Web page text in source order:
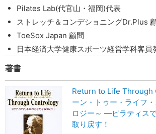
Pilates Lab(代官山・福岡)代表
ストレッチ＆コンデショニングDr.Plus
ToeSox Japan 顧問
日本経済大学健康スポーツ経営学科客員
著書
Return to Life Through
ーン・トゥー・ライフ
ロジー～ ―ピラティス
取り戻す！